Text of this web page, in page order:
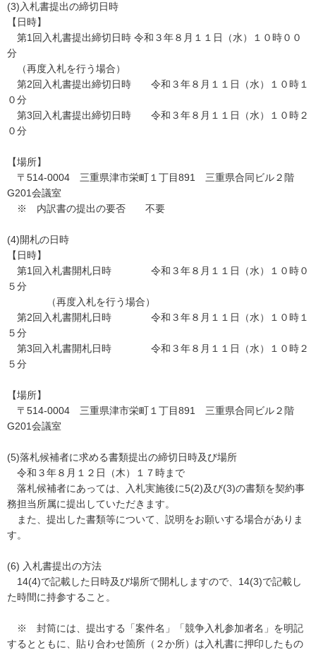
(3)入札書提出の締切日時
【日時】
第1回入札書提出締切日時 令和３年８月１１日（水）１０時００
分
（再度入札を行う場合）
第2回入札書提出締切日時 令和３年８月１１日（水）１０時１
０分
第3回入札書提出締切日時 令和３年８月１１日（水）１０時２
０分
【場所】
〒514-0004 三重県津市栄町１丁目891 三重県合同ビル２階
G201会議室
※ 内訳書の提出の要否 不要
(4)開札の日時
【日時】
第1回入札書開札日時 令和３年８月１１日（水）１０時０
５分
（再度入札を行う場合）
第2回入札書開札日時 令和３年８月１１日（水）１０時１
５分
第3回入札書開札日時 令和３年８月１１日（水）１０時２
５分
【場所】
〒514-0004 三重県津市栄町１丁目891 三重県合同ビル２階
G201会議室
(5)落札候補者に求める書類提出の締切日時及び場所
令和３年８月１２日（木）１７時まで
落札候補者にあっては、入札実施後に5(2)及び(3)の書類を契約事
務担当所属に提出していただきます。
また、提出した書類等について、説明をお願いする場合がありま
す。
(6) 入札書提出の方法
14(4)で記載した日時及び場所で開札しますので、14(3)で記載し
た時間に持参すること。
※ 封筒には、提出する「案件名」「競争入札参加者名」を明記
するとともに、貼り合わせ箇所（２か所）は入札書に押印したもの